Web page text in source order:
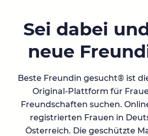
Sei dabei
neue
Beste Freundin gesucht® ist
Original-Plattform für
Freundschaften suchen.
registrierten Frauen in
Österreich. Die geschützte